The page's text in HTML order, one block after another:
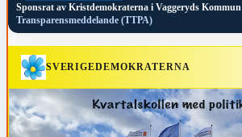
Sponsrat av Kristdemokraterna i Vaggeryds Kommun
Transparensmeddelande (TTPA)
SVERIGEDEMOKRATERNA